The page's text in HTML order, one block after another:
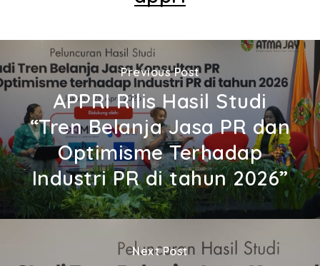
Previous Post
APPRI Rilis Hasil Studi
“Tren Belanja Jasa PR dan
Optimisme Terhadap
Industri PR di tahun 2026”
Next Post